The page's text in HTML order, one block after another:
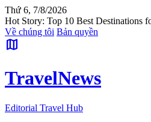
Thứ 6, 7/8/2026
Hot Story: Top 10 Best Destinations
Về chúng tôi Bản quyền
map
TravelNews
Editorial Travel Hub